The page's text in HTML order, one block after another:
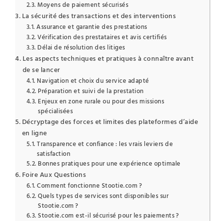
Moyens de paiement sécurisés
La sécurité des transactions et des interventions
Assurance et garantie des prestations
Vérification des prestataires et avis certifiés
Délai de résolution des litiges
Les aspects techniques et pratiques à connaître avant
de se lancer
Navigation et choix du service adapté
Préparation et suivi de la prestation
Enjeux en zone rurale ou pour des missions
spécialisées
Décryptage des forces et limites des plateformes d’aide
en ligne
Transparence et confiance : les vrais leviers de
satisfaction
Bonnes pratiques pour une expérience optimale
Foire Aux Questions
Comment fonctionne Stootie.com ?
Quels types de services sont disponibles sur
Stootie.com ?
Stootie.com est-il sécurisé pour les paiements ?